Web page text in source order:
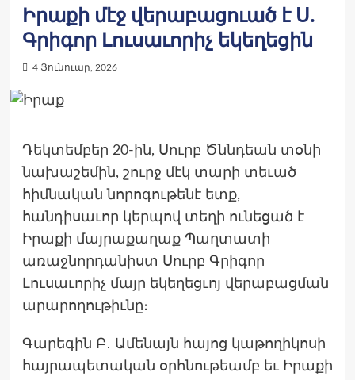
Իրաքի մէջ վերաբացուած է Ս.
Գրիգոր Լուսաւորիչ եկեղեցին
4 Յունուար, 2026
Դեկտեմբեր 20-ին, Սուրբ Ծննդեան տօնի
նախաշեմին, շուրջ մէկ տարի տեւած
հիմնական նորոգութենէ ետք,
հանդիսաւոր կերպով տեղի ունեցած է
Իրաքի մայրաքաղաք Պաղտատի
առաջնորդանիստ Սուրբ Գրիգոր
Լուսաւորիչ մայր եկեղեցւոյ վերաբացման
արարողութիւնը։
Գարեգին Բ․ Ամենայն հայոց կաթողիկոսի
հայրապետական օրհնութեամբ եւ Իրաքի